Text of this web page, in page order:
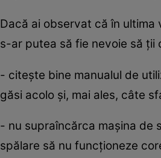
Dacă ai observat că în ultima
s-ar putea să fie nevoie să
- citeşte bine manualul de
găsi acolo şi, mai ales, câte
- nu supraîncărca maşina de
spălare să nu funcţioneze